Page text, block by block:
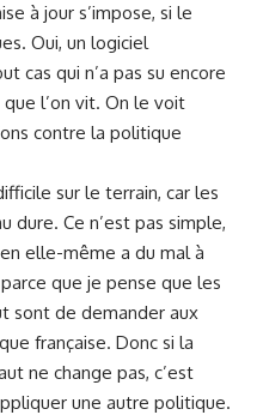
à jour s’impose, si le
Oui, un logiciel
cas qui n’a pas su encore
l’on vit. On le voit
contre la politique
sur le terrain, car les
dure. Ce n’est pas simple,
elle-même a du mal à
que je pense que les
sont de demander aux
française. Donc si la
ne change pas, c’est
une autre politique.